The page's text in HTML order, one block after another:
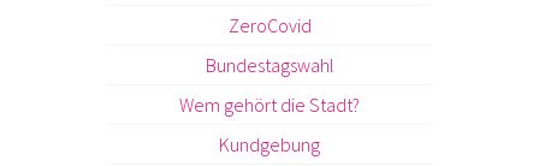
ZeroCovid
Bundestagswahl
Wem gehört die Stadt?
Kundgebung